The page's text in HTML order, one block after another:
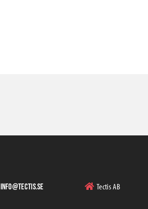
info@tectis.se Tectis AB